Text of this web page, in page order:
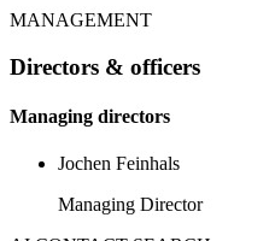
MANAGEMENT
Directors & officers
Managing directors
Jochen Feinhals
Managing Director